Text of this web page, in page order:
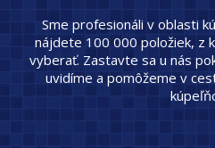
Sme profesionáli v oblasti
nájdete 100 000 položiek, z
vyberať. Zastavte sa u nás
uvidíme a pomôžeme v